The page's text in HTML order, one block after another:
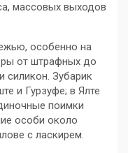
массовых выходов
особенно на
от штрафных до
силикон. Зубарик
и Гурзуфе; в Ялте
поимки
особи около
с ласкирем.